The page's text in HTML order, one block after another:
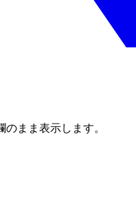
まま表示します。